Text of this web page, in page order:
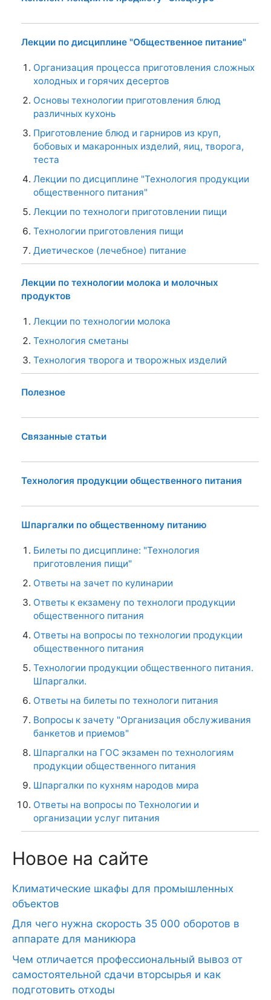
Лекции по дисциплине "Общественное питание"
Организация процесса приготовления сложных
холодных и горячих десертов
Основы технологии приготовления блюд
различных кухонь
Приготовление блюд и гарниров из круп,
бобовых и макаронных изделий, яиц, творога,
теста
Лекции по дисциплине "Технология продукции
общественного питания"
Лекции по технологи приготовлении пищи
Технологии приготовления пищи
Диетическое (лечебное) питание
Лекции по технологии молока и молочных
продуктов
Лекции по технологии молока
Технология сметаны
Технология творога и творожных изделий
Полезное
Связанные статьи
Технология продукции общественного питания
Шпаргалки по общественному питанию
Билеты по дисциплине: "Технология
приготовления пищи"
Ответы на зачет по кулинарии
Ответы к екзамену по технологи продукции
общественного питания
Ответы на вопросы по технологии продукции
общественного питания
Технологии продукции общественного питания.
Шпаргалки.
Ответы на билеты по технологи питания
Вопросы к зачету "Организация обслуживания
банкетов и приемов"
Шпаргалки на ГОС экзамен по технологиям
продукции общественного питания
Шпаргалки по кухням народов мира
Ответы на вопросы по Технологии и
организации услуг питания
Новое на сайте
Климатические шкафы для промышленных
объектов
Для чего нужна скорость 35 000 оборотов в
аппарате для маникюра
Чем отличается профессиональный вывоз от
самостоятельной сдачи вторсырья и как
подготовить отходы